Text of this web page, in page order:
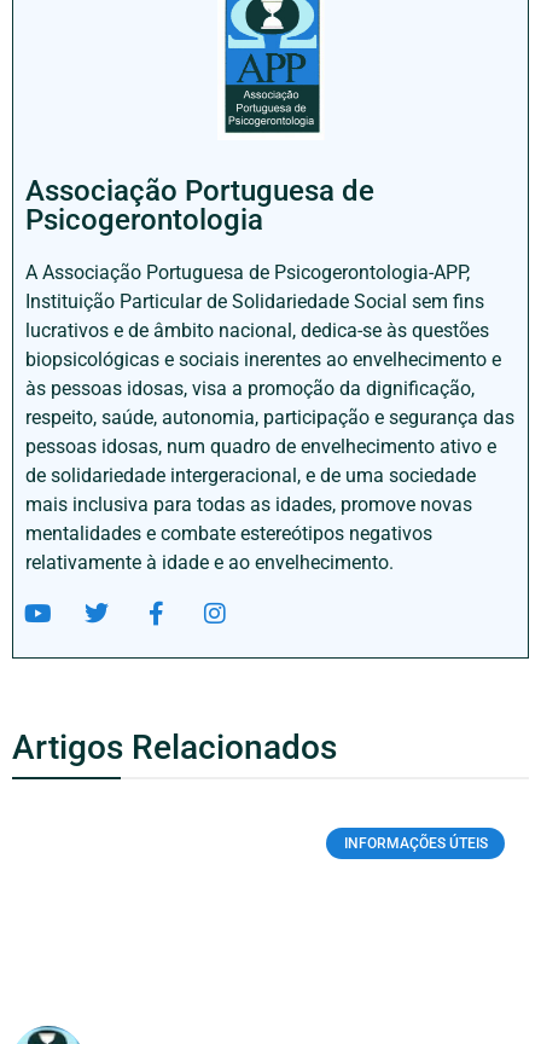
Associação Portuguesa de
Psicogerontologia
A Associação Portuguesa de Psicogerontologia-APP,
Instituição Particular de Solidariedade Social sem fins
lucrativos e de âmbito nacional, dedica-se às questões
biopsicológicas e sociais inerentes ao envelhecimento e
às pessoas idosas, visa a promoção da dignificação,
respeito, saúde, autonomia, participação e segurança das
pessoas idosas, num quadro de envelhecimento ativo e
de solidariedade intergeracional, e de uma sociedade
mais inclusiva para todas as idades, promove novas
mentalidades e combate estereótipos negativos
relativamente à idade e ao envelhecimento.
Artigos Relacionados
INFORMAÇÕES ÚTEIS